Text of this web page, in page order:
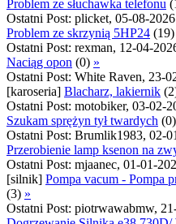
Problem ze słuchawka telefonu
Ostatni Post: plicket, 05-08-
Problem ze skrzynią 5HP24 (19)
Ostatni Post: rexman, 12-04-
Naciąg opon (0) »
Ostatni Post: White Raven, 23-
[karoseria] Blacharz, lakiernik
Ostatni Post: motobiker, 03-02-
Szukam sprężyn tył twardych (0)
Ostatni Post: Brumlik1983, 02-
Przerobienie lamp ksenon na
Ostatni Post: mjaanec, 01-01-
[silnik] Pompa vacum - Pompa
(3) »
Ostatni Post: piotrwawabmw,